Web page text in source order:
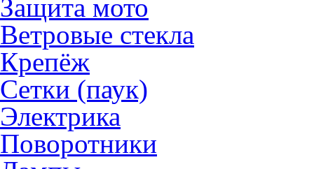
Защита мото
Ветровые стекла
Крепёж
Сетки (паук)
Электрика
Поворотники